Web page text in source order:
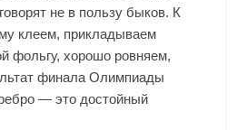
не в пользу быков. К
клеем, прикладываем
фольгу, хорошо ровняем,
финала Олимпиады
— это достойный